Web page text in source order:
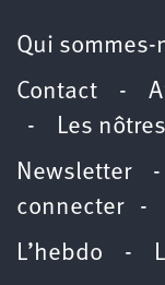
Qui sommes-
Contact -
- Les nôtres
Newsletter
connecter-
L’hebdo -